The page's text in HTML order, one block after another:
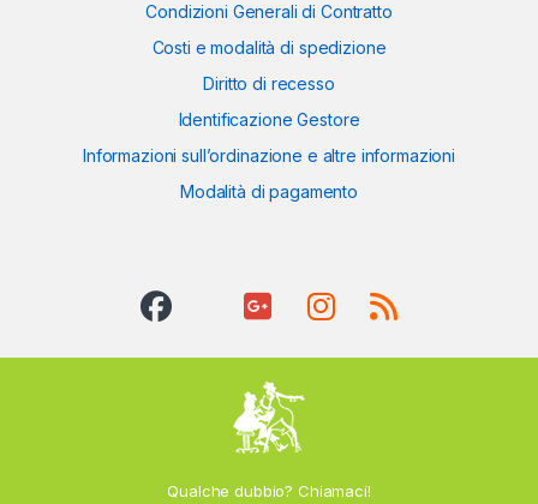
Condizioni Generali di Contratto
Costi e modalità di spedizione
Diritto di recesso
Identificazione Gestore
Informazioni sull’ordinazione e altre informazioni
Modalità di pagamento
Qualche dubbio? Chiamaci!